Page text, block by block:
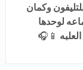
وكمان
لوحدها
📱🎧